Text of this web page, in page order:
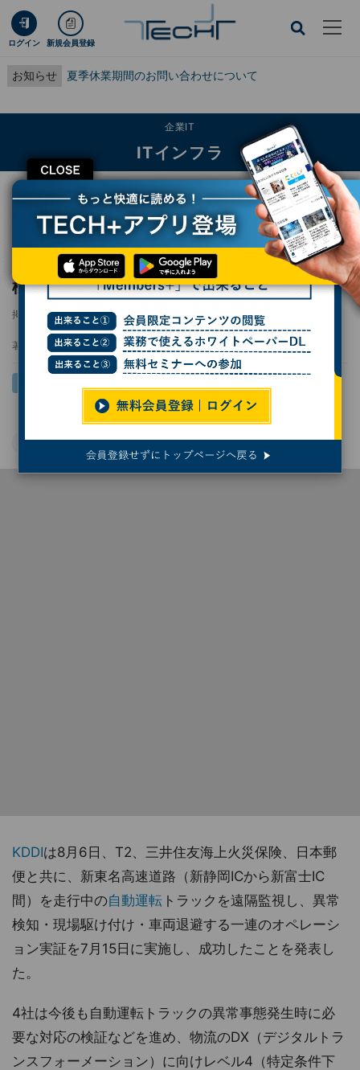
ログイン 新規会員登録
お知らせ 夏季休業期間のお問い合わせについて
CLOSE
企業IT
ITインフラ
TECH+ 企業IT
ITインフラ
KDDIら、自動運転トラックを遠隔監視し異常検知時に退避する実証に成功
KDDIら、自動運転トラックを遠隔監視し異常
検知時に退避する実証に成功
掲載日 2025/08/06 13:12
著者： 熊谷知泰
KDDI 自動運転
KDDIは8月6日、T2、三井住友海上火災保険、日本郵
便と共に、新東名高速道路（新静岡ICから新富士IC
間）を走行中の自動運転 トラックを遠隔監視し、異常
検知・現場駆け付け・車両退避する一連のオペレーシ
ョン実証を7月15日に実施し、成功したことを発表し
た。
4社は今後も自動運転トラックの異常事態発生時に必
要な対応の検証などを進め、物流のDX（デジタルトラ
ンスフォーメーション）に向けレベル4（特定条件下